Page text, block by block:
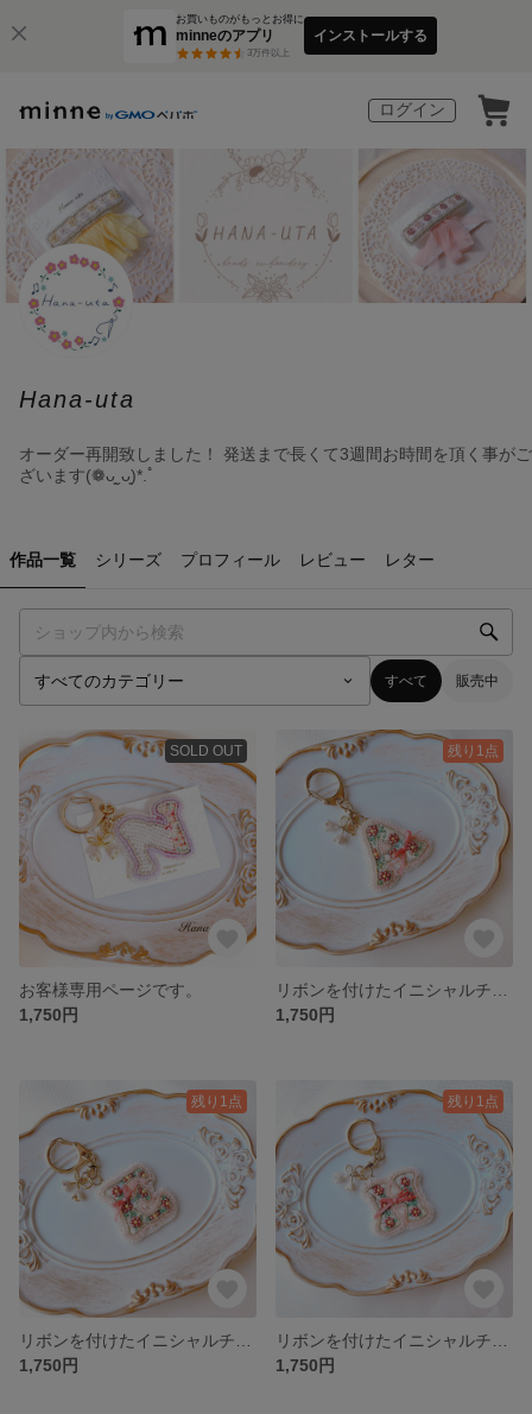
お買いものがもっとお得に
minneのアプリ
3万件以上
インストールする
ログイン
Hana-uta
オーダー再開致しました！ 発送まで長くて3週間お時間を頂く事がご
ざいます(❁ᴗ͈ˬᴗ͈)*.ﾟ
作品一覧 シリーズ プロフィール レビュー レター
すべて 販売中
SOLD OUT
お客様専用ページです。
1,750円
残り1点
1,750円
残り1点
1,750円
残り1点
1,750円